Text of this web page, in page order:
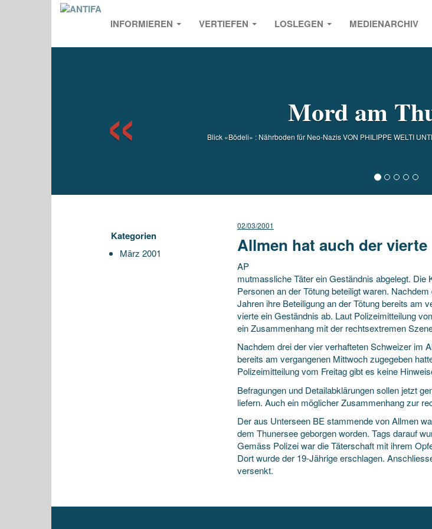
INFORMIEREN VERTIEFEN LOSLEGEN MEDIENARCHIV
Mord am
Blick «Bödeli» : Nährboden für Neo-Nazis VON PHILIPPE WELTI
Kategorien
März 2001
02/03/2001
Allmen hat auch der vierte
AP
mutmassliche Täter ein Geständnis abgelegt.
Personen an der Tötung beteiligt waren.
Jahren ihre Beteiligung an der Tötung bereits am
vierte ein Geständnis ab. Laut Polizeimitteilung
ein Zusammenhang mit der rechtsextremen
Nachdem drei der vier verhafteten Schweizer im
bereits am vergangenen Mittwoch zugegeben
Polizeimitteilung vom Freitag gibt es keine
Befragungen und Detailabklärungen sollen jetzt
liefern. Auch ein möglicher Zusammenhang zur
Der aus Unterseen BE stammende von Allmen
dem Thunersee geborgen worden. Tags darauf
Gemäss Polizei war die Täterschaft mit ihrem
Dort wurde der 19-Jährige erschlagen.
versenkt.